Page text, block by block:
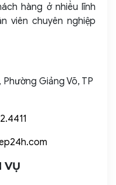
hàng ở nhiều lĩnh
viên chuyên nghiệp
Giảng Võ, TP
VỤ